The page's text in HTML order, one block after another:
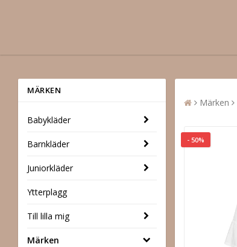
MÄRKEN
Babykläder
Barnkläder
Juniorkläder
Ytterplagg
Till lilla mig
Märken
Märken
- 50%